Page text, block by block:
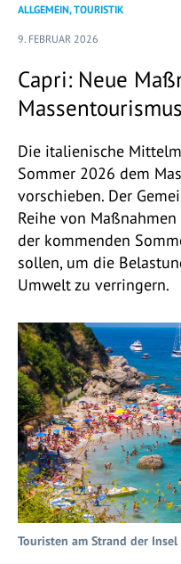
ALLGEMEIN, TOURISTIK
9. FEBRUAR 2026
Capri: Neue
Massentourismus
Die italienische
Sommer 2026 dem
vorschieben. Der
Reihe von
der kommenden
sollen, um die
Umwelt zu verringern.
Touristen am Strand der Insel